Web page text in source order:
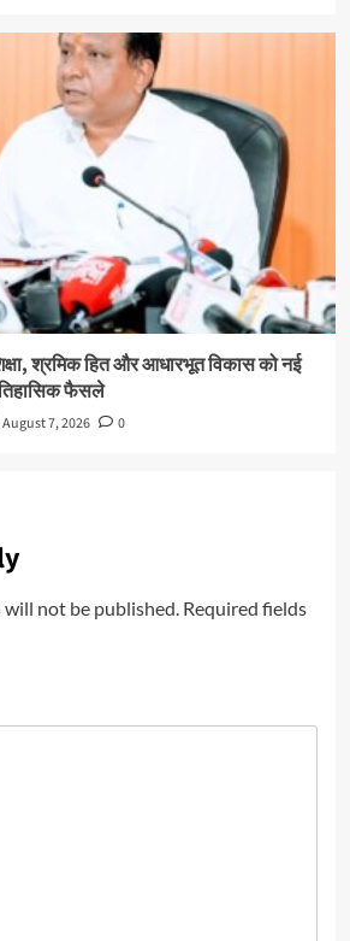
श्रमिक हित और आधारभूत विकास को नई
फैसले
August 7, 2026 0
not be published. Required fields